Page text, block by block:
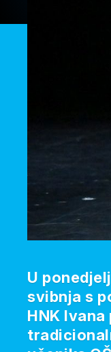
U
svibnja s
HNK